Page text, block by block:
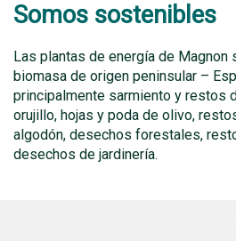
Somos sostenibles
Las plantas de energía de Magnon
biomasa de origen peninsular –
principalmente sarmiento y restos
orujillo, hojas y poda de olivo,
algodón, desechos forestales,
desechos de jardinería.